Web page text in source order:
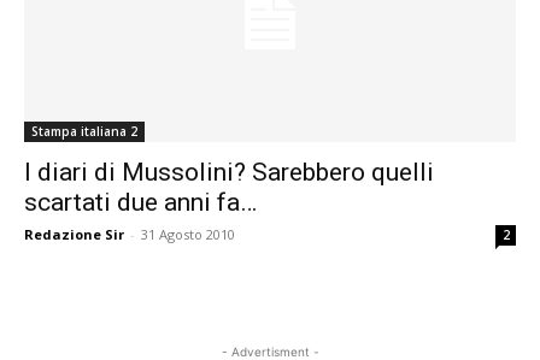
Stampa italiana 2
I diari di Mussolini? Sarebbero quelli
scartati due anni fa…
Redazione Sir - 31 Agosto 2010 2
- Advertisment -